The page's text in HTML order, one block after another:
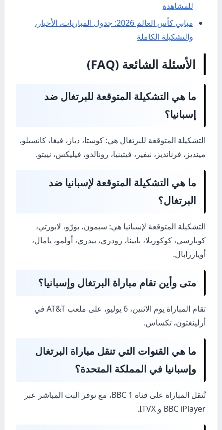
للمشاهدة
مبابي كأس العالم 2026: جدول المباريات، الأخبار،
والتشكيلة الكاملة
الأسئلة الشائعة (FAQ)
ما هي التشكيلة المتوقعة للبرتغال ضد
إسبانيا؟
التشكيلة المتوقعة للبرتغال هي: كوستا، دياز، فيغا، كانسيلو،
مينديز، فرنانديز، نيفيز، فيتينيا، رونالدو، فيليكس، نييتو.
ما هي التشكيلة المتوقعة لإسبانيا ضد
البرتغال؟
التشكيلة المتوقعة لإسبانيا هي: سيمون، بورّو، لابورتي،
كوبارسي، كوكوريلا، بايينا، رودري، بيدري، أولمو، يامال،
أويارزابال.
متى وأين تقام مباراة البرتغال وإسبانيا؟
تقام المباراة يوم الاثنين، 6 يوليو، على ملعب AT&T في
أرلينغتون، تكساس.
ما هي القنوات التي تنقل مباراة البرتغال
وإسبانيا في المملكة المتحدة؟
تُنقل المباراة على قناة BBC 1، مع توفر البث المباشر عبر
BBC iPlayer و ITVX.